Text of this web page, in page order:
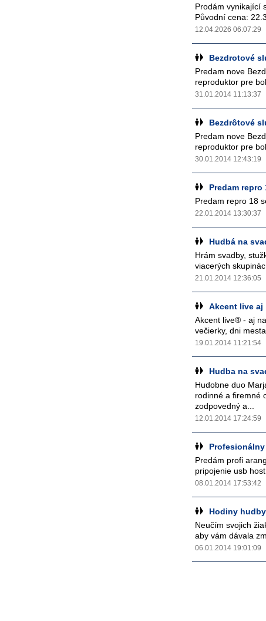
Prodám vynikající
Původní cena:
12.04.2026 06:07:29
Bezdrotové
Predam nove
reproduktor pre
31.01.2014 11:13:37
Bezdrôtové
Predam nove
reproduktor pre
30.01.2014 12:43:19
Predam repro
Predam repro 18
22.01.2014 13:30:37
Hudbá na
Hrám svadby,
viacerých
21.01.2014 12:36:05
Akcent live aj
Akcent live® - aj
večierky, dni
19.01.2014 11:21:54
Hudba na
Hudobne duo
rodinné a firemné
zodpovedný a...
12.01.2014 17:24:59
Predám profi
pripojenie usb
08.01.2014 17:53:42
Hodiny
Neučím svojich
aby vám dávala
06.01.2014 19:01:09